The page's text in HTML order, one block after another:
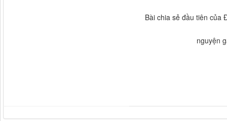
Bài chia sẻ đầu tiên của
nguyện